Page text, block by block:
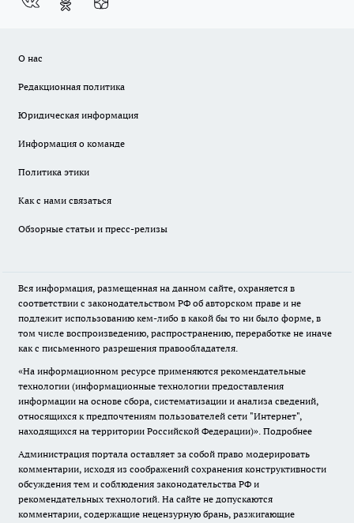
О нас
Редакционная политика
Юридическая информация
Информация о команде
Политика этики
Как с нами связаться
Обзорные статьи и пресс-релизы
Вся информация, размещенная на данном сайте, охраняется в
соответствии с законодательством РФ об авторском праве и не
подлежит использованию кем-либо в какой бы то ни было форме, в
том числе воспроизведению, распространению, переработке не иначе
как с письменного разрешения правообладателя.
«На информационном ресурсе применяются рекомендательные
технологии (информационные технологии предоставления
информации на основе сбора, систематизации и анализа сведений,
относящихся к предпочтениям пользователей сети "Интернет",
находящихся на территории Российской Федерации)». Подробнее
Администрация портала оставляет за собой право модерировать
комментарии, исходя из соображений сохранения конструктивности
обсуждения тем и соблюдения законодательства РФ и
рекомендательных технологий. На сайте не допускаются
комментарии, содержащие нецензурную брань, разжигающие